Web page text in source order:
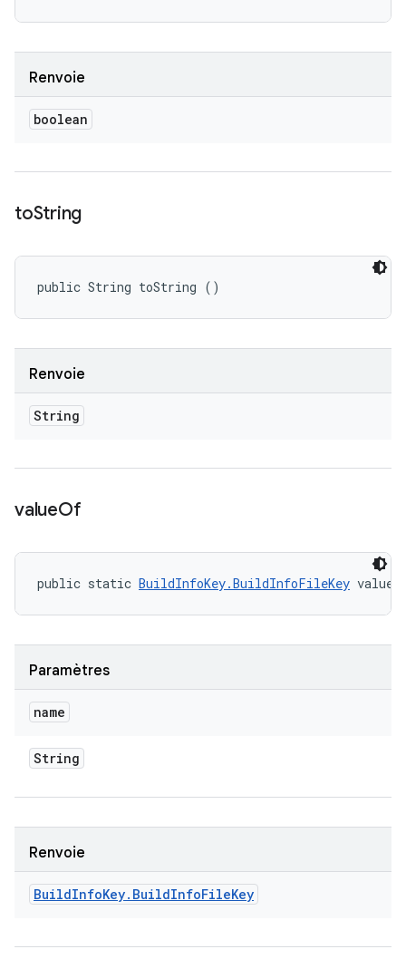
Renvoie
boolean
toString
public String toString ()
Renvoie
String
valueOf
public static BuildInfoKey.BuildInfoFileKey
Paramètres
name
String
Renvoie
BuildInfoKey. BuildInfoFileKey